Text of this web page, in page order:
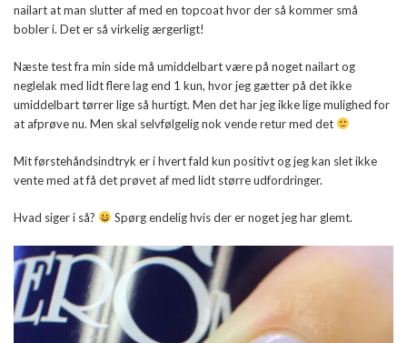
nailart at man slutter af med en topcoat hvor der så kommer små
bobler i. Det er så virkelig ærgerligt!
Næste test fra min side må umiddelbart være på noget nailart og
neglelak med lidt flere lag end 1 kun, hvor jeg gætter på det ikke
umiddelbart tørrer lige så hurtigt. Men det har jeg ikke lige mulighed for
at afprøve nu. Men skal selvfølgelig nok vende retur med det
Mit førstehåndsindtryk er i hvert fald kun positivt og jeg kan slet ikke
vente med at få det prøvet af med lidt større udfordringer.
Hvad siger i så? Spørg endelig hvis der er noget jeg har glemt.